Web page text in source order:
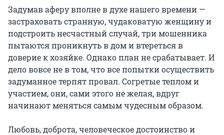
Задумав аферу вполне в духе нашего времени —
застраховать странную, чудаковатую женщину и
подстроить несчастный случай, три мошенника
пытаются проникнуть в дом и втереться в
доверие к хозяйке. Однако план не срабатывает. И
дело вовсе не в том, что все попытки осуществить
задуманное терпят провал. Согретые теплом и
участием, они, сами этого не желая, вдруг
начинают меняться самым чудесным образом.
Любовь, доброта, человеческое достоинство и